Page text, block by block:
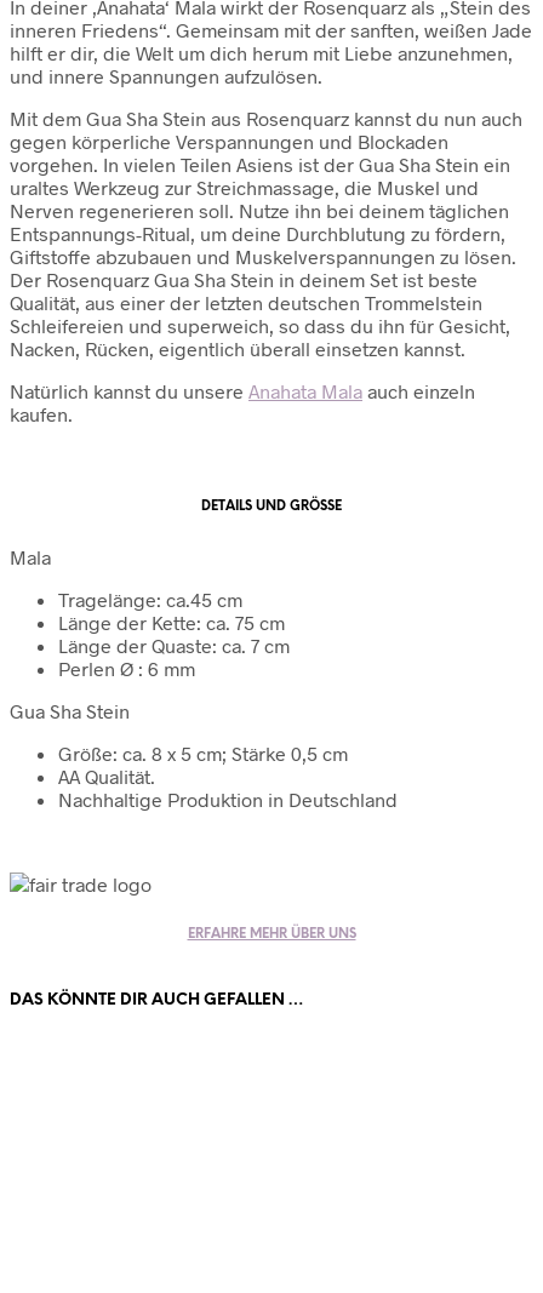
In deiner ‚Anahata‘ Mala wirkt der Rosenquarz als „Stein des
inneren Friedens“. Gemeinsam mit der sanften, weißen Jade
hilft er dir, die Welt um dich herum mit Liebe anzunehmen,
und innere Spannungen aufzulösen.
Mit dem Gua Sha Stein aus Rosenquarz kannst du nun auch
gegen körperliche Verspannungen und Blockaden
vorgehen. In vielen Teilen Asiens ist der Gua Sha Stein ein
uraltes Werkzeug zur Streichmassage, die Muskel und
Nerven regenerieren soll. Nutze ihn bei deinem täglichen
Entspannungs-Ritual, um deine Durchblutung zu fördern,
Giftstoffe abzubauen und Muskelverspannungen zu lösen.
Der Rosenquarz Gua Sha Stein in deinem Set ist beste
Qualität, aus einer der letzten deutschen Trommelstein
Schleifereien und superweich, so dass du ihn für Gesicht,
Nacken, Rücken, eigentlich überall einsetzen kannst.
Natürlich kannst du unsere Anahata Mala auch einzeln
kaufen.
DETAILS UND GRÖSSE
Mala
Tragelänge: ca.45 cm
Länge der Kette: ca. 75 cm
Länge der Quaste: ca. 7 cm
Perlen Ø : 6 mm
Gua Sha Stein
Größe: ca. 8 x 5 cm; Stärke 0,5 cm
AA Qualität.
Nachhaltige Produktion in Deutschland
ERFAHRE MEHR ÜBER UNS
DAS KÖNNTE DIR AUCH GEFALLEN …